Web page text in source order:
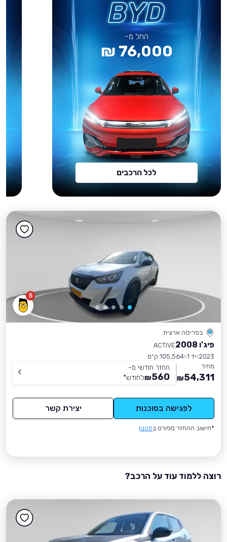
החל מ-
76,000 ₪
לכל הרכבים
5
בפריסה ארצית
פיג'ו 2008
ACTIVE
2023 יד 1
105,564 ק״מ
מחיר
54,311
₪
החזר חודשי מ-
560
₪לחודש*
לפגישה בסוכנות יצירת קשר
*חישוב ההחזר מפורט בתקנון
רוצה ללמוד עוד על הרכב?